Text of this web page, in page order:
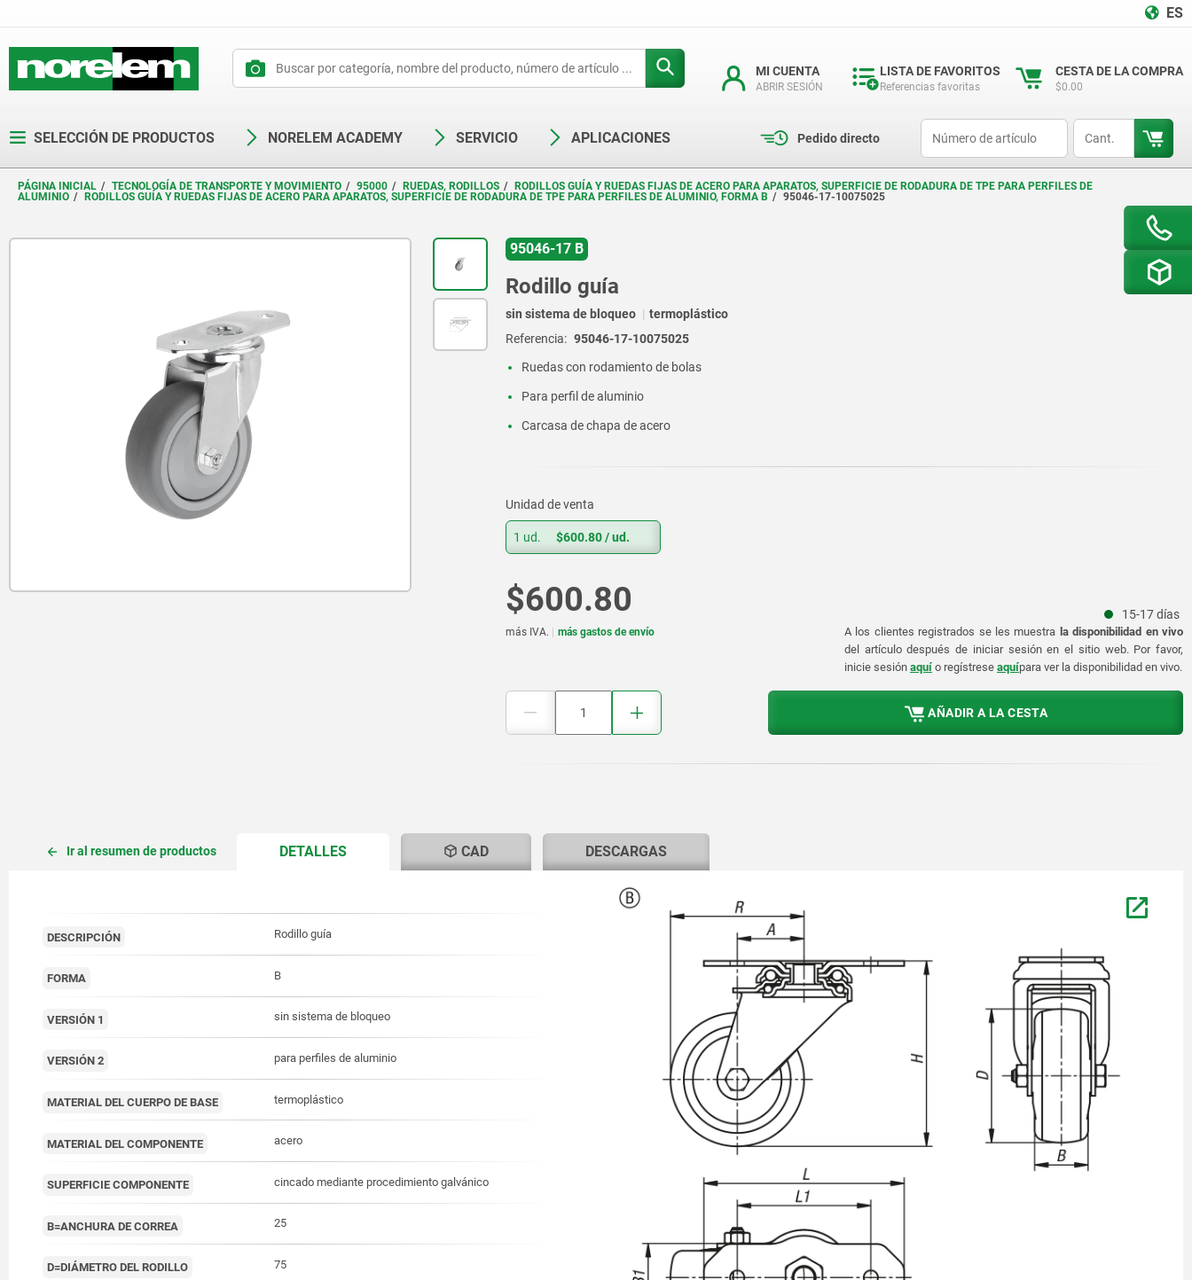
ES
MI CUENTA
ABRIR SESIÓN
LISTA DE FAVORITOS
Referencias favoritas
CESTA DE LA COMPRA
$0.00
SELECCIÓN DE PRODUCTOS NORELEM ACADEMY SERVICIO APLICACIONES Pedido directo
PÁGINA INICIAL TECNOLOGÍA DE TRANSPORTE Y MOVIMIENTO 95000 RUEDAS, RODILLOS
RODILLOS GUÍA Y RUEDAS FIJAS DE ACERO PARA APARATOS, SUPERFICIE DE RODADURA DE TPE PARA PERFILES DE
ALUMINIO
RODILLOS GUÍA Y RUEDAS FIJAS DE ACERO PARA APARATOS, SUPERFICIE DE RODADURA DE TPE PARA PERFILES DE ALUMINIO, FORMA B 95046-17-10075025
95046-17 B
Rodillo guía
sin sistema de bloqueo
termoplástico
Referencia: 95046-17-10075025
Ruedas con rodamiento de bolas
Para perfil de aluminio
Carcasa de chapa de acero
Unidad de venta
1 ud. $600.80/ ud.
$600.80 15-17 días
más IVA. más gastos de envío A los clientes registrados se les muestra la disponibilidad en vivo
del artículo después de iniciar sesión en el sitio web. Por favor,
inicie sesión aquí o regístrese aquípara ver la disponibilidad en vivo.
AÑADIR A LA CESTA
Ir al resumen de productos DETALLESCURRENT
CAD DESCARGAS
DESCRIPCIÓN Rodillo guía
FORMA B
VERSIÓN 1 sin sistema de bloqueo
VERSIÓN 2 para perfiles de aluminio
MATERIAL DEL CUERPO DE BASE termoplástico
MATERIAL DEL COMPONENTE acero
SUPERFICIE COMPONENTE cincado mediante procedimiento galvánico
B=ANCHURA DE CORREA 25
D=DIÁMETRO DEL RODILLO 75